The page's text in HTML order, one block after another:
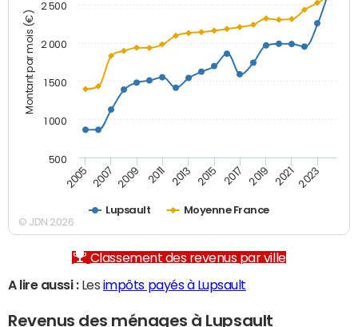
Montant par mois (€)
Lupsault Moyenne France
2005 2007 2009 2011 2013 2015 2017 2019 2021 2023
500
1 000
1 500
2 000
2 500
© JDN 2026
Classement des revenus par ville
A lire aussi :Les impôts payés à Lupsault
Revenus des ménages à Lupsault